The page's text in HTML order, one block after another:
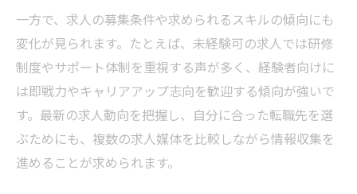
大田区 正社員 事務求人の選び方と注意点
大田区 正社員 事務で求められるスキルとは
未経験歓迎の大田区 正社員 事務職の探し方
大田区 正社員 事務の魅力と安定ポイント
女性に人気の大田区 正社員 事務の特徴紹介
ハローワーク活用で広がる大田区正社員の選択
肢
一方で、求人の募集条件や求められるスキルの傾向にも
変化が見られます。たとえば、未経験可の求人では研修
制度やサポート体制を重視する声が多く、経験者向けに
は即戦力やキャリアアップ志向を歓迎する傾向が強いで
す。最新の求人動向を把握し、自分に合った転職先を選
ぶためにも、複数の求人媒体を比較しながら情報収集を
進めることが求められます。